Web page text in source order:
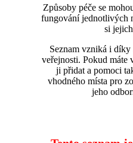
Způsoby péče se
fungování jednotlivých
si
Seznam vzniká i díky
veřejnosti. Pokud máte
ji přidat a pomoci
vhodného místa pro
jeho